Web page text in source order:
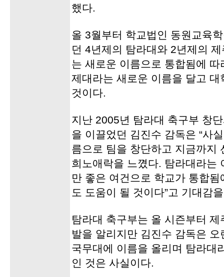
했다.
올 3월부터 학교법인 동원교육
던 4년제의 탐라대와 2년제의
는 새로운 이름으로 통합됨에
제대라는 새로운 이름을 달고
것이다.
지난 2005년 탐라대 축구부 창
을 이끌었던 김진수 감독은 “사
름으로 팀을 창단하고 지금까지
희노애락을 느꼈다. 탐라대라는
만 좋은 여건으로 학교가 통합
도 도움이 될 것이다”고 기대감
탐라대 축구부는 올 시즌부터
발을 알리지만 김진수 감독은
국무대에 이름을 올리며 탐라대
인 것은 사실이다.